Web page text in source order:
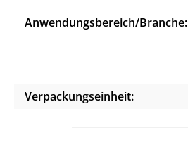
Anwendungsbereich/Branche:
Verpackungseinheit: